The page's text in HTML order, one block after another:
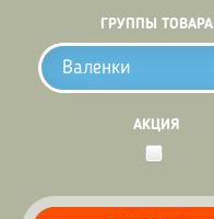
ГРУППЫ ТОВАРА
Валенки
АКЦИЯ